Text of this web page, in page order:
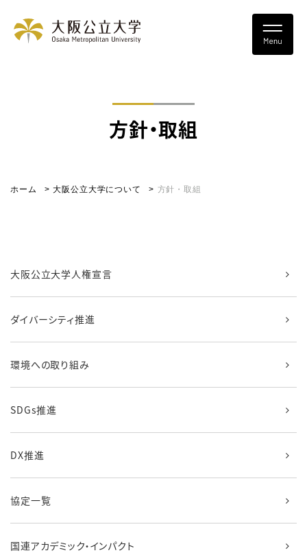
方針・取組
ホーム 大阪公立大学について 方針・取組
大阪公立大学人権宣言
ダイバーシティ推進
環境への取り組み
SDGs推進
DX推進
協定一覧
国連アカデミック・インパクト